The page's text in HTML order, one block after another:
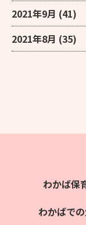
2021年9月 (41)
2021年8月 (35)
わかば保
わかばで